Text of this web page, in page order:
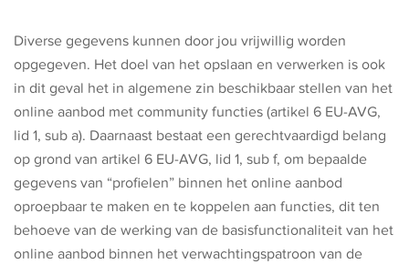
Diverse gegevens kunnen door jou vrijwillig worden
opgegeven. Het doel van het opslaan en verwerken is ook
in dit geval het in algemene zin beschikbaar stellen van het
online aanbod met community functies (artikel 6 EU-AVG,
lid 1, sub a). Daarnaast bestaat een gerechtvaardigd belang
op grond van artikel 6 EU-AVG, lid 1, sub f, om bepaalde
gegevens van “profielen” binnen het online aanbod
oproepbaar te maken en te koppelen aan functies, dit ten
behoeve van de werking van de basisfunctionaliteit van het
online aanbod binnen het verwachtingspatroon van de